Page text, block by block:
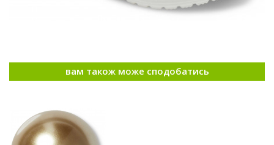
вам також може сподобатись